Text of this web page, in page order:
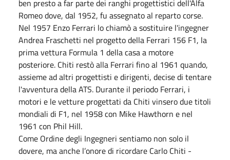
ben presto a far parte dei ranghi progettistici dell'Alfa
Romeo dove, dal 1952, fu assegnato al reparto corse.
Nel 1957 Enzo Ferrari lo chiamò a sostituire l'ingegner
Andrea Fraschetti nel progetto della Ferrari 156 F1, la
prima vettura Formula 1 della casa a motore
posteriore. Chiti restò alla Ferrari fino al 1961 quando,
assieme ad altri progettisti e dirigenti, decise di tentare
l'avventura della ATS. Durante il periodo Ferrari, i
motori e le vetture progettati da Chiti vinsero due titoli
mondiali di F1, nel 1958 con Mike Hawthorn e nel
1961 con Phil Hill.
Come Ordine degli Ingegneri sentiamo non solo il
dovere, ma anche l’onore di ricordare Carlo Chiti -